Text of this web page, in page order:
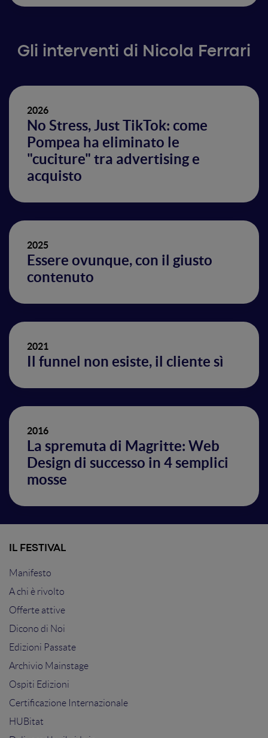
Gli interventi di Nicola Ferrari
2026
No Stress, Just TikTok: come
Pompea ha eliminato le
"cuciture" tra advertising e
acquisto
2025
Essere ovunque, con il giusto
contenuto
2021
Il funnel non esiste, il cliente sì
2016
La spremuta di Magritte: Web
Design di successo in 4 semplici
mosse
IL FESTIVAL
Manifesto
A chi è rivolto
Offerte attive
Dicono di Noi
Edizioni Passate
Archivio Mainstage
Ospiti Edizioni
Certificazione Internazionale
HUBitat